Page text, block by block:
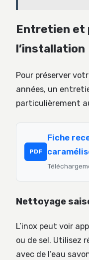
Entretien et
l’installation
Pour préserver
années, un
particulièrement
PDF
Fiche
Nettoyage
L’inox peut voir
ou de sel. Utilisez
avec de l’eau